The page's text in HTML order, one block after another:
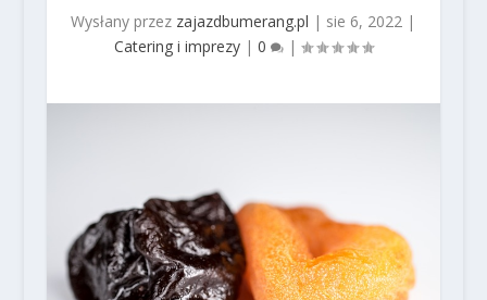
Wysłany przez zajazdbumerang.pl | sie 6, 2022 |
Catering i imprezy| 0 |